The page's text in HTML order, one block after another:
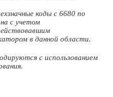
коды с 6680 по
с учетом
в данной области.
с использованием